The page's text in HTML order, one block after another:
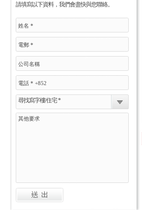
請填寫以下資料，我們會盡快與您聯絡。
尋找寫字樓/住宅 *